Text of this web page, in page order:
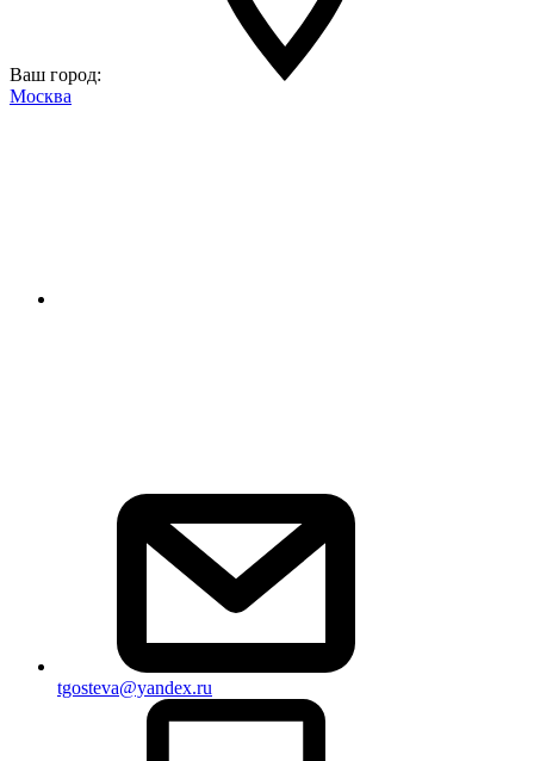
Ваш город:
Москва
tgosteva@yandex.ru